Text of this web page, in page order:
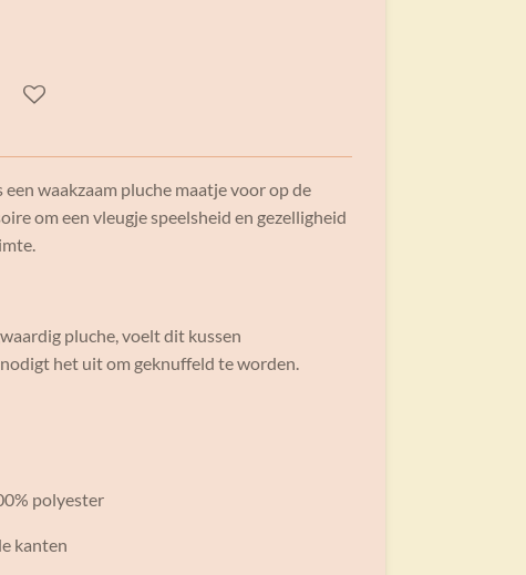
waakzaam pluche maatje voor op de
om een vleugje speelsheid en gezelligheid
pluche, voelt dit kussen
het uit om geknuffeld te worden.
polyester
kanten